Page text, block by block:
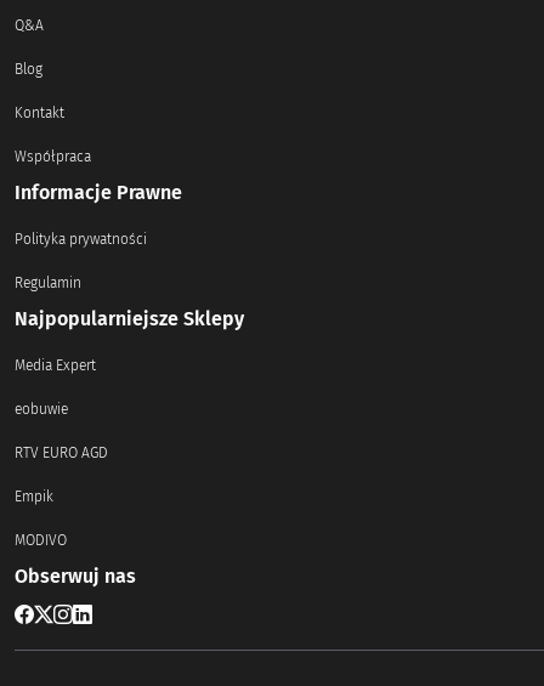
Q&A
Blog
Kontakt
Współpraca
Informacje Prawne
Polityka prywatności
Regulamin
Najpopularniejsze Sklepy
Media Expert
eobuwie
RTV EURO AGD
Empik
MODIVO
Obserwuj nas